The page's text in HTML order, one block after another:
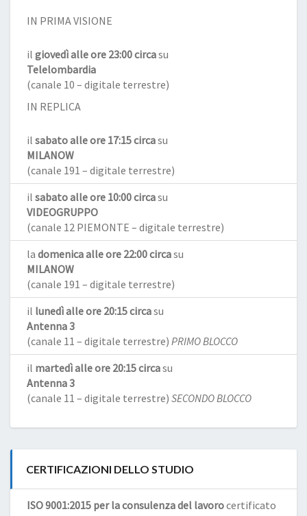
IN PRIMA VISIONE
il giovedì alle ore 23:00 circasu
Telelombardia
(canale 10 – digitale terrestre)
IN REPLICA
il sabato alle ore 17:15 circasu
MILANOW
(canale 191 – digitale terrestre)
il sabato alle ore 10:00 circasu
VIDEOGRUPPO
(canale 12 PIEMONTE – digitale terrestre)
la domenica alle ore 22:00 circasu
MILANOW
(canale 191 – digitale terrestre)
il lunedì alle ore 20:15 circasu
Antenna 3
(canale 11 – digitale terrestre) PRIMO BLOCCO
il martedì alle ore 20:15 circasu
Antenna 3
(canale 11 – digitale terrestre) SECONDO BLOCCO
CERTIFICAZIONI DELLO STUDIO
ISO 9001:2015 per la consulenza del lavorocertificato